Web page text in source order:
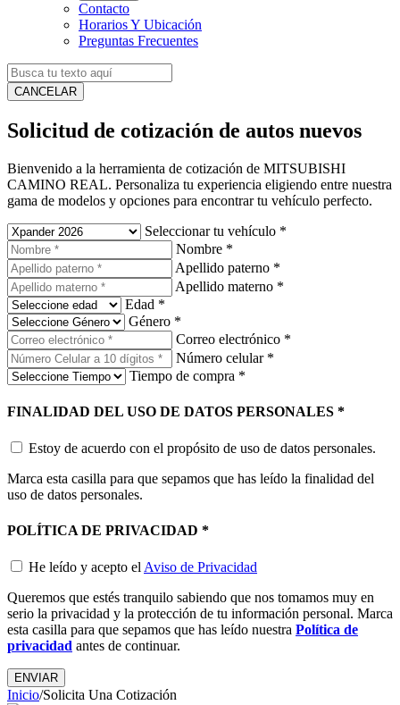
Contacto
Horarios Y Ubicación
Preguntas Frecuentes
CANCELAR
Solicitud de cotización de autos nuevos
Bienvenido a la herramienta de cotización de MITSUBISHI
CAMINO REAL. Personaliza tu experiencia eligiendo entre nuestra
gama de modelos y opciones para encontrar tu vehículo perfecto.
Seleccionar tu vehículo *
Nombre *
Apellido paterno *
Apellido materno *
Edad *
Género *
Correo electrónico *
Número celular *
Tiempo de compra *
FINALIDAD DEL USO DE DATOS PERSONALES *
Estoy de acuerdo con el propósito de uso de datos personales.
Marca esta casilla para que sepamos que has leído la finalidad del
uso de datos personales.
POLÍTICA DE PRIVACIDAD *
He leído y acepto el Aviso de Privacidad
Queremos que estés tranquilo sabiendo que nos tomamos muy en
serio la privacidad y la protección de tu información personal. Marca
esta casilla para que sepamos que has leído nuestra Política de
privacidad antes de continuar.
Inicio/Solicita Una Cotización